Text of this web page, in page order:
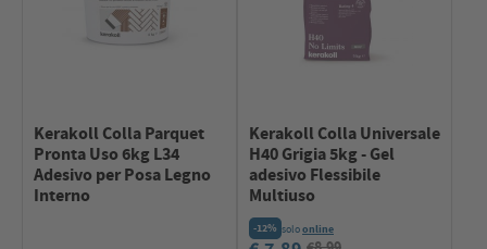
Kerakoll Colla Parquet
Pronta Uso 6kg L34
Adesivo per Posa Legno
Interno
Kerakoll Colla Universale
H40 Grigia 5kg - Gel
adesivo Flessibile
Multiuso
-12% soloonline